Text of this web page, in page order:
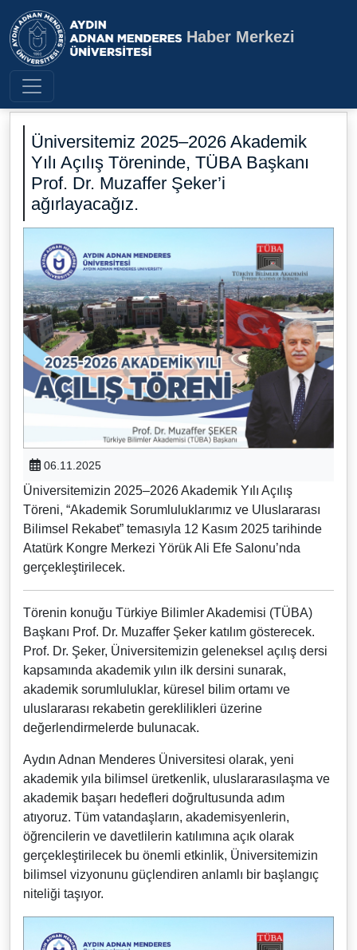
Aydın Adnan Menderes
Haber Merkezi
Üniversitemiz 2025–2026 Akademik
Yılı Açılış Töreninde, TÜBA Başkanı
Prof. Dr. Muzaffer Şeker’i
ağırlayacağız.
06.11.2025
Üniversitemizin 2025–2026 Akademik Yılı Açılış
Töreni, “Akademik Sorumluluklarımız ve Uluslararası
Bilimsel Rekabet” temasıyla 12 Kasım 2025 tarihinde
Atatürk Kongre Merkezi Yörük Ali Efe Salonu’nda
gerçekleştirilecek.
Törenin konuğu Türkiye Bilimler Akademisi (TÜBA)
Başkanı Prof. Dr. Muzaffer Şeker katılım gösterecek.
Prof. Dr. Şeker, Üniversitemizin geleneksel açılış dersi
kapsamında akademik yılın ilk dersini sunarak,
akademik sorumluluklar, küresel bilim ortamı ve
uluslararası rekabetin gereklilikleri üzerine
değerlendirmelerde bulunacak.
Aydın Adnan Menderes Üniversitesi olarak, yeni
akademik yıla bilimsel üretkenlik, uluslararasılaşma ve
akademik başarı hedefleri doğrultusunda adım
atıyoruz. Tüm vatandaşların, akademisyenlerin,
öğrencilerin ve davetlilerin katılımına açık olarak
gerçekleştirilecek bu önemli etkinlik, Üniversitemizin
bilimsel vizyonunu güçlendiren anlamlı bir başlangıç
niteliği taşıyor.